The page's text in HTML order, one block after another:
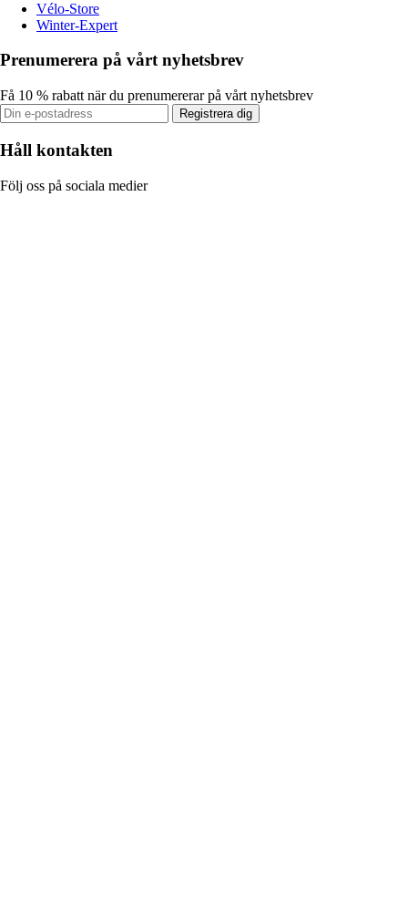
Vélo-Store
Winter-Expert
Prenumerera på vårt nyhetsbrev
Få 10 % rabatt när du prenumererar på vårt nyhetsbrev
Registrera dig
Håll kontakten
Följ oss på sociala medier